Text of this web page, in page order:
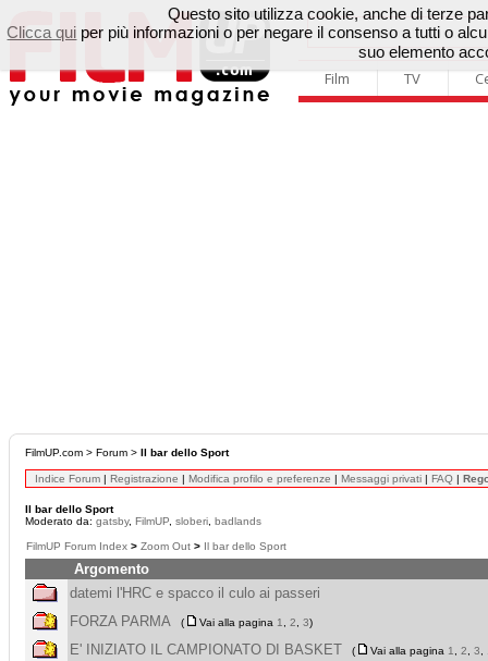
Film TV
FilmUP.com > Forum > Il bar dello Sport
Indice Forum | Registrazione | Modifica profilo e preferenze | Messaggi privati | FAQ |
Il bar dello Sport
Moderato da: gatsby, FilmUP sloberi badlands
FilmUP Forum Index > Zoom Out > Il bar dello Sport
Argomento
datemi l'HRC e spacco il culo ai passeri
FORZA PARMA
( Vai alla pagina 1 2 3)
E' INIZIATO IL CAMPIONATO DI BASKET ( Vai alla pagina 1 2 3
Questo sito utilizza cookie, anche di terze
Clicca qui per più informazioni o per negare il consenso a tutti o
suo elemento